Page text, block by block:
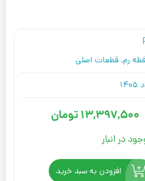
رم, قطعات اصلی
قیمت
اصلی:
16,477,500
تومان
13,397,500 تومان
قیمت
فعلی:
13,397,500
تومان.
در انبار
افزودن به سبد خرید